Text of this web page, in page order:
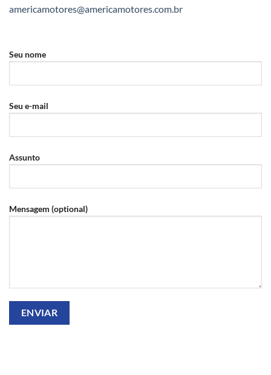
americamotores@americamotores.com.br
Seu nome
Seu e-mail
Assunto
Mensagem (optional)